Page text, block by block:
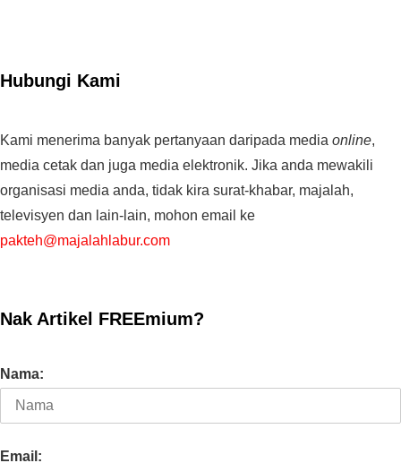
Hubungi Kami
Kami menerima banyak pertanyaan daripada media online,
media cetak dan juga media elektronik. Jika anda mewakili
organisasi media anda, tidak kira surat-khabar, majalah,
televisyen dan lain-lain, mohon email ke
pakteh@majalahlabur.com
Nak Artikel FREEmium?
Nama:
Email: